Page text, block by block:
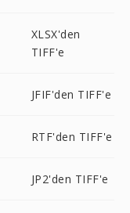
XLSX'den
TIFF'e
JFIF'den TIFF'e
RTF'den TIFF'e
JP2'den TIFF'e